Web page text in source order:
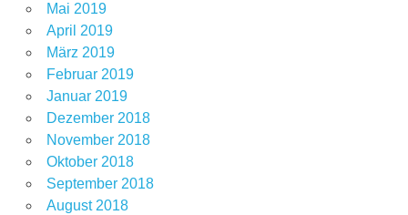
Mai 2019
April 2019
März 2019
Februar 2019
Januar 2019
Dezember 2018
November 2018
Oktober 2018
September 2018
August 2018